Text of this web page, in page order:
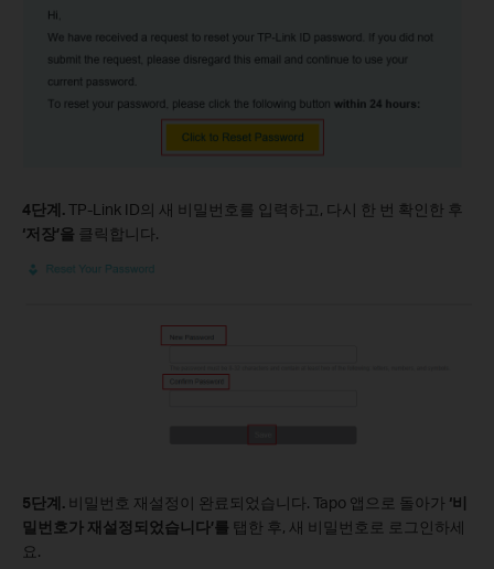
4단계.TP-Link ID의 새 비밀번호를 입력하고, 다시 한 번 확인한 후
‘저장’을 클릭합니다.
5단계. 비밀번호 재설정이 완료되었습니다. Tapo 앱으로 돌아가 ‘비
밀번호가 재설정되었습니다’를 탭한 후, 새 비밀번호로 로그인하세
요.